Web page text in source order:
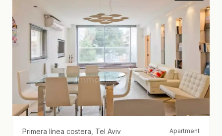
Primera línea costera, Tel Aviv Apartment